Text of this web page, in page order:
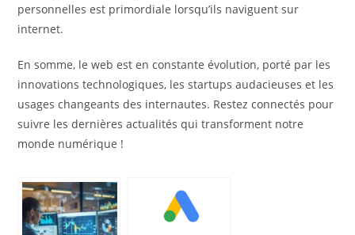
personnelles est primordiale lorsqu’ils naviguent sur
internet.
En somme, le web est en constante évolution, porté par les
innovations technologiques, les startups audacieuses et les
usages changeants des internautes. Restez connectés pour
suivre les dernières actualités qui transforment notre
monde numérique !